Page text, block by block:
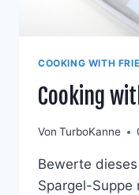
COOKING WITH
Cooking
Von TurboKanne
Bewerte
Spargel-Suppe